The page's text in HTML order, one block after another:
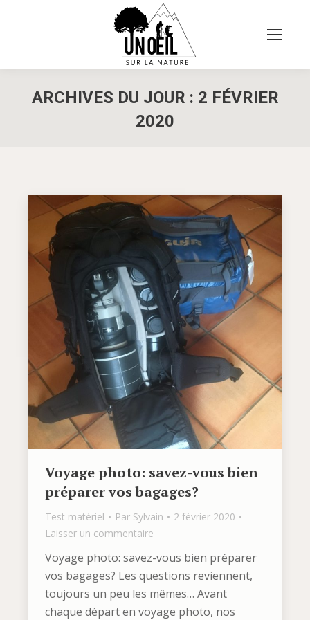
ARCHIVES DU JOUR : 2 FÉVRIER
2020
Voyage photo: savez-vous bien
préparer vos bagages?
Test matériel Par Sylvain
2 février 2020
Laisser un commentaire
Voyage photo: savez-vous bien préparer
vos bagages? Les questions reviennent,
toujours un peu les mêmes… Avant
chaque départ en voyage photo, nos